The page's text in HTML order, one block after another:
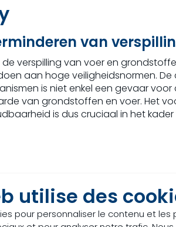
utilise des
pour personnaliser le contenu et les
van
de verspilling van voer en
aan hoge veiligheidsnormen.
is niet enkel een gevaar
van grondstoffen en voer. Het
is dus cruciaal in het
van reststromen
is feed safety van groot
in veevoer.